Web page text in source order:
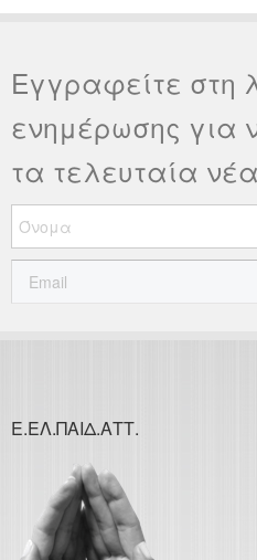
Εγγραφείτε στη
ενημέρωσης για
τα τελευταία νέα
Ε.ΕΛ.ΠΑΙΔ.ΑΤΤ.